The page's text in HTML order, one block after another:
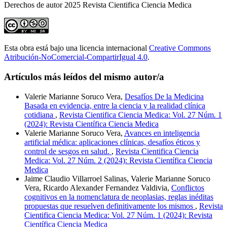
Derechos de autor 2025 Revista Cientifica Ciencia Medica
Esta obra está bajo una licencia internacional Creative Commons
Atribución-NoComercial-CompartirIgual 4.0.
Artículos más leídos del mismo autor/a
Valerie Marianne Soruco Vera, Desafíos De la Medicina
Basada en evidencia, entre la ciencia y la realidad clínica
cotidiana , Revista Cientifica Ciencia Medica: Vol. 27 Núm. 1
(2024): Revista Científica Ciencia Medica
Valerie Marianne Soruco Vera, Avances en inteligencia
artificial médica: aplicaciones clínicas, desafíos éticos y
control de sesgos en salud. , Revista Cientifica Ciencia
Medica: Vol. 27 Núm. 2 (2024): Revista Científica Ciencia
Medica
Jaime Claudio Villarroel Salinas, Valerie Marianne Soruco
Vera, Ricardo Alexander Fernandez Valdivia, Conflictos
cognitivos en la nomenclatura de neoplasias, reglas inéditas
propuestas que resuelven definitivamente los mismos , Revista
Cientifica Ciencia Medica: Vol. 27 Núm. 1 (2024): Revista
Científica Ciencia Medica